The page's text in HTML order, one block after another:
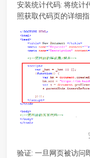
安装统计代码: 将统计
照获取代码页的详细
验证: 一旦网页被访问